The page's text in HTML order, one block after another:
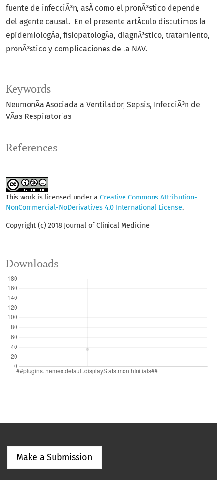
Keywords
NeumonÃ­a Asociada a Ventilador Sepsis InfecciÃ³n de
VÃ­as Respiratorias
fuente de infecciÃ³n, asÃ­ como el pronÃ³stico depende
del agente causal. En el presente artÃ­culo discutimos la
epidemiologÃ­a, fisiopatologÃ­a, diagnÃ³stico, tratamiento,
pronÃ³stico y complicaciones de la NAV.
References
This work is licensed under a Creative Commons Attribution-
NonCommercial-NoDerivatives 4.0 International License.
Copyright (c) 2018 Journal of Clinical Medicine
Downloads
Make a Submission